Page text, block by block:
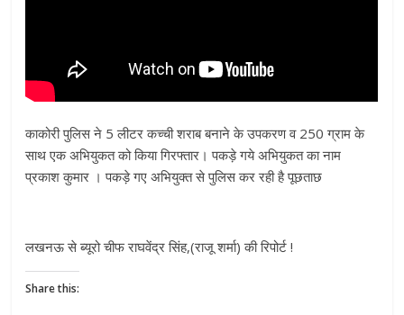
काकोरी पुलिस ने 5 लीटर कच्ची शराब बनाने के उपकरण व 250 ग्राम के
साथ एक अभियुकत को किया गिरफ्तार। पकड़े गये अभियुकत का नाम
प्रकाश कुमार । पकड़े गए अभियुक्त से पुलिस कर रही है पूछताछ
लखनऊ से ब्यूरो चीफ राघवेंद्र सिंह,(राजू शर्मा) की रिपोर्ट !
Share this: